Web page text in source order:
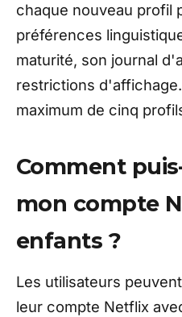
chaque nouveau profil
préférences
maturité, son journal
restrictions
maximum de cinq
Comment
mon compte
enfants ?
Les utilisateurs
leur compte Netflix